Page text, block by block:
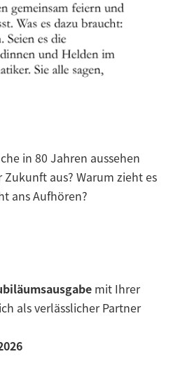
in 80 Jahren aussehen
aus? Warum zieht es
ans Aufhören?
mit Ihrer
als verlässlicher Partner